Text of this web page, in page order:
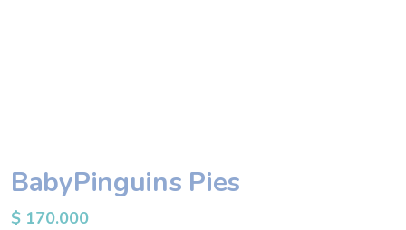
BabyPinguins Pies
$ 170.000